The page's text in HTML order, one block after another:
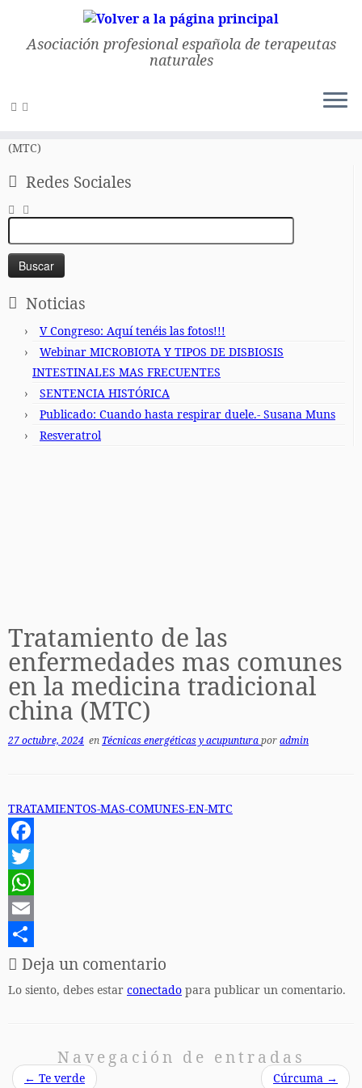
Asociación profesional española de terapeutas
naturales
Inicio
Tratamiento de las
(MTC)
Redes Sociales
Buscar:
Noticias
V Congreso: Aquí tenéis las fotos!!!
Webinar MICROBIOTA Y TIPOS DE DISBIOSIS
INTESTINALES MAS FRECUENTES
SENTENCIA HISTÓRICA
Publicado: Cuando hasta respirar duele.- Susana Muns
Resveratrol
Tratamiento de las
enfermedades mas comunes
en la medicina tradicional
china (MTC)
27 octubre, 2024 en Técnicas energéticas y acupunturaporadmin
TRATAMIENTOS-MAS-COMUNES-EN-MTC
F
a
c
e
b
o
T
w
t
t
W
h
a
t
E
m
a
C
o
Deja un comentario
Lo siento, debes estar conectado para publicar un comentario.
Navegación de entradas
← Te verde Cúrcuma →